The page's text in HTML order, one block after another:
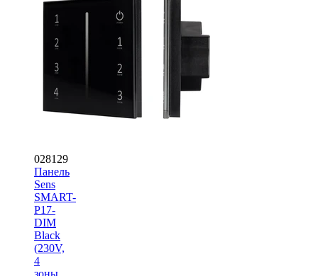
028129
Панель
Sens
SMART-
P17-
DIM
Black
(230V,
4
зоны,